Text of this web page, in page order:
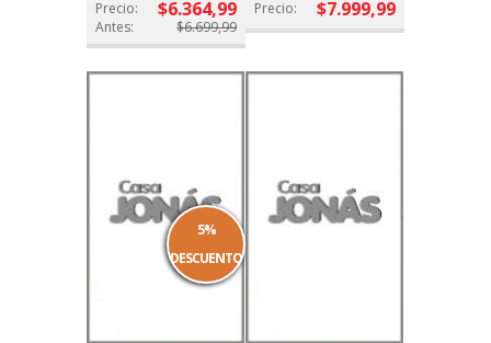
Precio: $6.364,99
Antes: $6.699,99
Precio: $7.999,99
5%
DESCUENTO